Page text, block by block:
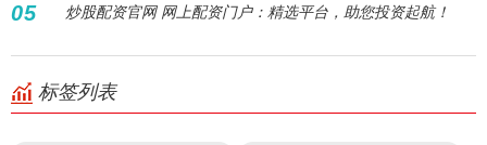
05 炒股配资官网 网上配资门户：精选平台，助您投资起航！
标签列表